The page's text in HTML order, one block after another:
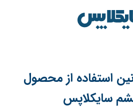
استفاده از محصول
سایکلاپس